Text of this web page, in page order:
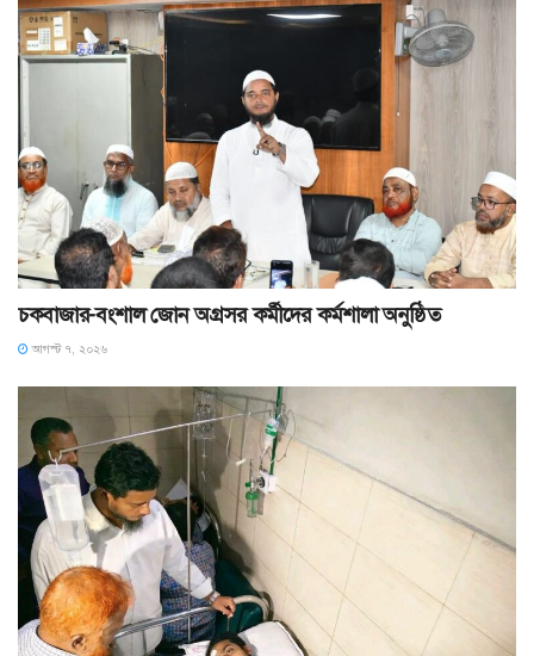
চকবাজার-বংশাল জোন অগ্রসর কর্মীদের কর্মশালা অনুষ্ঠিত
আগস্ট ৭, ২০২৬